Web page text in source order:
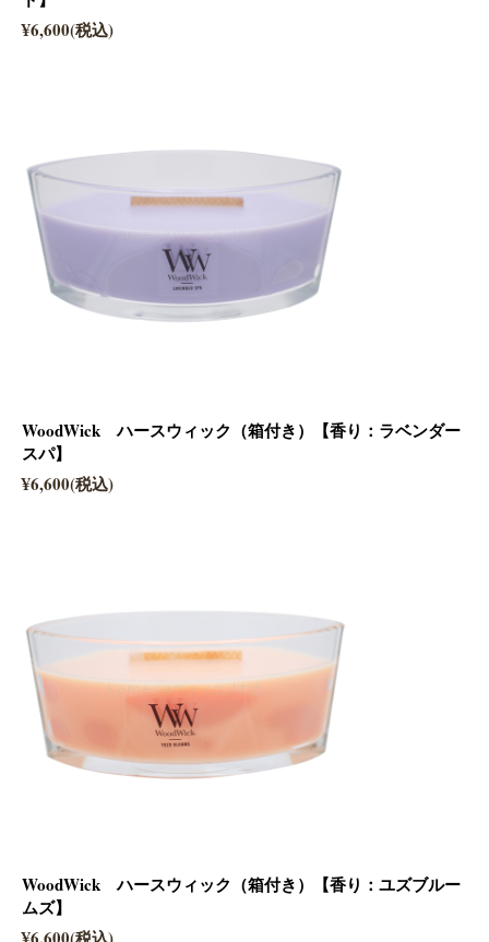
¥6,600(税込)
WoodWick ハースウィック（箱付き）【香り：ラベンダー
スパ】
¥6,600(税込)
WoodWick ハースウィック（箱付き）【香り：ユズブルー
ムズ】